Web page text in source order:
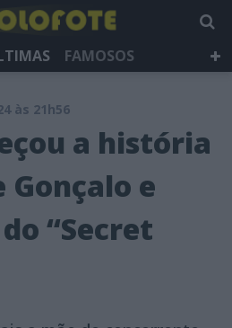
FAMOSOS
TV
NEWSLETTER
às 21h56
a história
Gonçalo e
“Secret